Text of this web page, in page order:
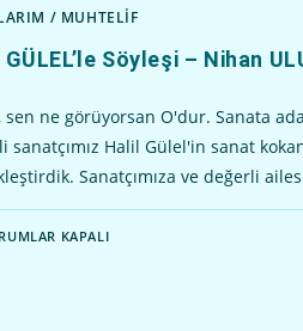
/ MUHTELİF
Söyleşi – Nihan
sen ne görüyorsan O'dur. Sanata
sanatçımız Halil Gülel'in sanat
Sanatçımıza ve değerli
KAPALI